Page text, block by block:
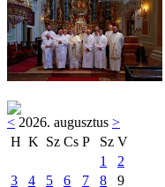
< 2026. augusztus >
H K Sz Cs P Sz V
1
2
3
4 5 6 7 8
9